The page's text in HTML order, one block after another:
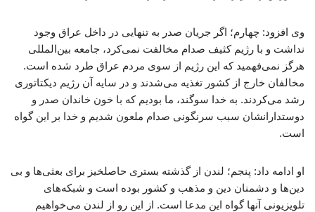
وی افزود: چهارم؛ اگر جریان صدر به‌ تنهایی در داخل عراق وجود
نداشت و با رژیم کثیف صدام مخالفت نمی‌کرد، جامعه بین‌المللی
هرگز نمی‌فهمید که این رژیم از سوی مردم عراق طرد شده است.
مخالفان خارج از کشور تغذیه می‌شدند و در سایه آن رژیم دیکتاتوری
رشد می‌کردند. به خدا سوگند، ما بودیم که با خون خاندان صدر و
دوستدارانشان سبب سرنگونی صدام ملعون شدیم و خدا بر این گواه
است.
او ادامه داد: پنجم؛ لندن از گذشته بستری حاصلخیز برای بعثی‌ها و بی
دین‌ها و دشمنان دین و مذهب و کشور بوده است و شبکه‌های
تلویزیونی آنها گواه این مدعا است. از این رو از لندن می‌خواهیم